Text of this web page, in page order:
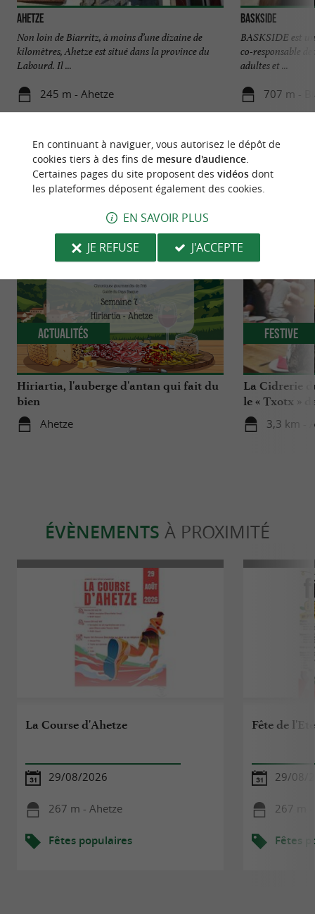
Ahetze
Non loin de Biarritz, à moins d’une dizaine de
kilomètres, Ahetze est situé dans la province du
Labourd. Il ...
245 m - Ahetze
BASKSIDE
BASKSIDE est
co-responsable
adultes et ...
707 m -
NOUS AVONS TESTÉ
Hiriartia, l'auberge d'antan qui fait du
bien
Ahetze
Actualités
La Cidrerie
le « Txotx »
3,3 km -
Festive
ÉVÈNEMENTS À PROXIMITÉ
La Course d'Ahetze
29/08/2026
267 m - Ahetze
Fêtes populaires
Fête de l'Eté
29/08/
267 m
Fêtes
En continuant à naviguer, vous autorisez le dépôt de
cookies tiers à des fins de mesure d'audience.
Certaines pages du site proposent des vidéosdont
les plateformes déposent également des cookies.
EN SAVOIR PLUS
JE REFUSE
J'ACCEPTE